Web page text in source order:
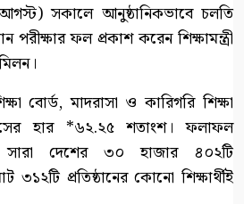
সকালে আনুষ্ঠানিকভাবে চলতি
ফল প্রকাশ করেন শিক্ষামন্ত্রী
বোর্ড, মাদরাসা ও কারিগরি শিক্ষা
হার *৬২.২৫ শতাংশ। ফলাফল
সারা দেশের ৩০ হাজার ৪০২টি
৩১২টি প্রতিষ্ঠানের কোনো শিক্ষার্থীই